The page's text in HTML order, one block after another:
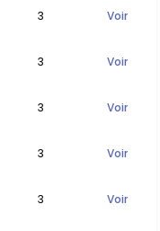
3 Voir
3 Voir
3 Voir
3 Voir
3 Voir